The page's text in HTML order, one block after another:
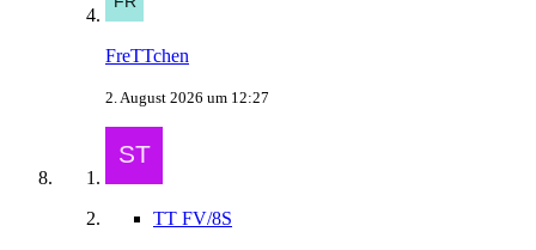
FreTTchen
2. August 2026 um 12:27
TT FV/8S